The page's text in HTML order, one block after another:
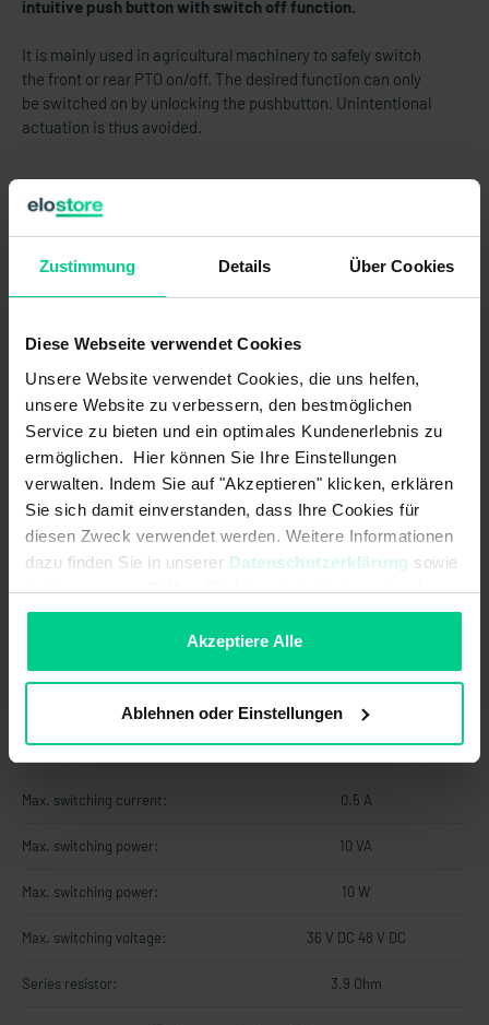
Zustimmung Details Über Cookies
Diese Webseite verwendet Cookies
Unsere Website verwendet Cookies, die uns helfen,
unsere Website zu verbessern, den bestmöglichen
Service zu bieten und ein optimales Kundenerlebnis zu
ermöglichen. Hier können Sie Ihre Einstellungen
verwalten. Indem Sie auf "Akzeptieren" klicken, erklären
Sie sich damit einverstanden, dass Ihre Cookies für
diesen Zweck verwendet werden. Weitere Informationen
dazu finden Sie in unserer Datenschutzerklärung sowie
imImpressum. Sollten Sie hiermit nicht einverstanden
sein, können Sie die Verwendung von Cookies hier
Akzeptiere Alle
Ablehnen oder Einstellungen
intuitive push button with switch off function.
It is mainly used in agricultural machinery to safely switch
the front or rear PTO on/off. The desired function can only
be switched on by unlocking the pushbutton. Unintentional
actuation is thus avoided.
Features
Contactless switching principles through reed technology
Developed for harsh operations with internal electronics sealed to
Technical Data
145PTO10A00
Electrical data
Max. switching current: 0.5 A
Max. switching power: 10 VA
Max. switching power: 10 W
Max. switching voltage: 36 V DC 48 V DC
Series resistor: 3.9 Ohm